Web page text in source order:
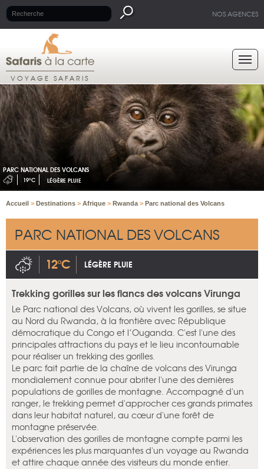
NOS AGENCES
VOYAGE SAFARIS
PARC NATIONAL DES VOLCANS
19°C LÉGÈRE PLUIE
Accueil > Destinations > Afrique > Rwanda > Parc national des Volcans
PARC NATIONAL DES VOLCANS
12°C LÉGÈRE PLUIE
Trekking gorilles sur les flancs des volcans Virunga
Le Parc national des Volcans, où vivent les gorilles, se situe
au Nord du Rwanda, à la frontière avec République
démocratique du Congo et l’Ouganda. C'est l'une des
principales attractions du pays et le lieu incontournable
pour réaliser un trekking des gorilles.
Le parc fait partie de la chaîne de volcans des Virunga
mondialement connue pour abriter l'une des dernières
populations de gorilles de montagne. Accompagné d'un
ranger, le trekking permet d'approcher ces grands primates
dans leur habitat naturel, au cœur d'une forêt de
montagne préservée.
L'observation des gorilles de montagne compte parmi les
expériences les plus marquantes d'un voyage au Rwanda
et attire chaque année des visiteurs du monde entier.